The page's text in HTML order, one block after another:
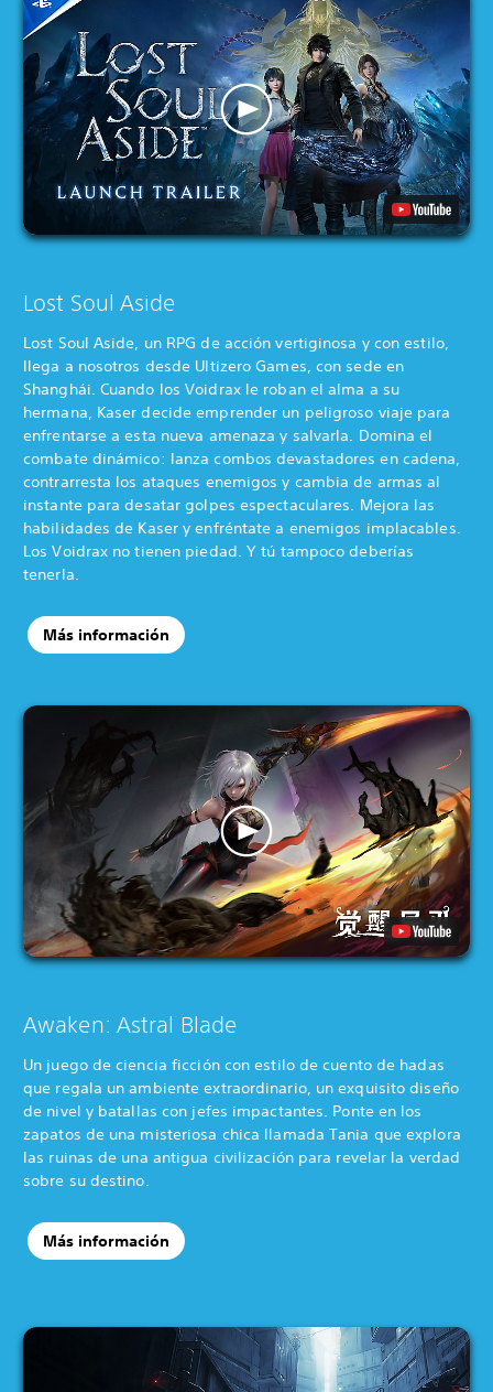
Lost Soul Aside
Lost Soul Aside, un RPG de acción vertiginosa y con estilo,
llega a nosotros desde Ultizero Games, con sede en
Shanghái. Cuando los Voidrax le roban el alma a su
hermana, Kaser decide emprender un peligroso viaje para
enfrentarse a esta nueva amenaza y salvarla. Domina el
combate dinámico: lanza combos devastadores en cadena,
contrarresta los ataques enemigos y cambia de armas al
instante para desatar golpes espectaculares. Mejora las
habilidades de Kaser y enfréntate a enemigos implacables.
Los Voidrax no tienen piedad. Y tú tampoco deberías
tenerla.
Más información
Awaken: Astral Blade
Un juego de ciencia ficción con estilo de cuento de hadas
que regala un ambiente extraordinario, un exquisito diseño
de nivel y batallas con jefes impactantes. Ponte en los
zapatos de una misteriosa chica llamada Tania que explora
las ruinas de una antigua civilización para revelar la verdad
sobre su destino.
Más información